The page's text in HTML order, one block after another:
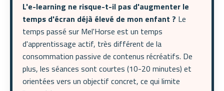
L'e-learning ne risque-t-il pas d'augmenter le
temps d'écran déjà élevé de mon enfant ? Le
temps passé sur Mel'Horse est un temps
d'apprentissage actif, très différent de la
consommation passive de contenus récréatifs. De
plus, les séances sont courtes (10-20 minutes) et
orientées vers un objectif concret, ce qui limite